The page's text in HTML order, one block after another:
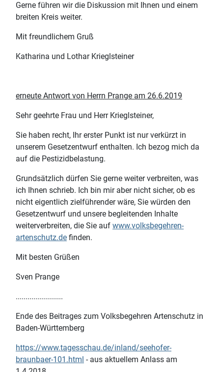
Gerne führen wir die Diskussion mit Ihnen und einem
breiten Kreis weiter.
Mit freundlichem Gruß
Katharina und Lothar Krieglsteiner
erneute Antwort von Herrn Prange am 26.6.2019
Sehr geehrte Frau und Herr Krieglsteiner,
Sie haben recht, Ihr erster Punkt ist nur verkürzt in
unserem Gesetzentwurf enthalten. Ich bezog mich da
auf die Pestizidbelastung.
Grundsätzlich dürfen Sie gerne weiter verbreiten, was
ich Ihnen schrieb. Ich bin mir aber nicht sicher, ob es
nicht eigentlich zielführender wäre, Sie würden den
Gesetzentwurf und unsere begleitenden Inhalte
weiterverbreiten, die Sie auf www.volksbegehren-
artenschutz.de finden.
Mit besten Grüßen
Sven Prange
........................
Ende des Beitrages zum Volksbegehren Artenschutz in
Baden-Württemberg
https://www.tagesschau.de/inland/seehofer-
braunbaer-101.html - aus aktuellem Anlass am